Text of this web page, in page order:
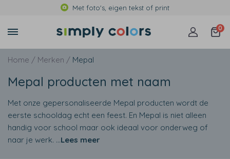
Met foto's, eigen tekst of print
0
Home / Merken / Mepal
Mepal producten met naam
Met onze gepersonaliseerde Mepal producten wordt de
eerste schooldag echt een feest. En Mepal is niet alleen
handig voor school maar ook ideaal voor onderweg of
naar je werk. ...Lees meer